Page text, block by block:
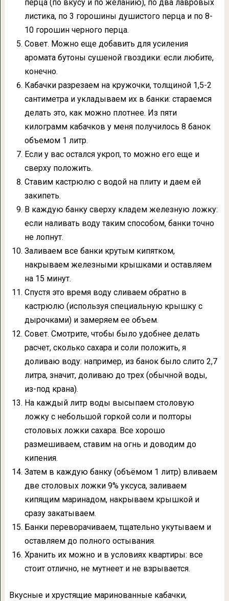
перца (по вкусу и по желанию), по два лавровых
листика, по 3 горошины душистого перца и по 8-
10 горошин черного перца.
Совет. Можно еще добавить для усиления
аромата бутоны сушеной гвоздики: если любите,
конечно.
Кабачки разрезаем на кружочки, толщиной 1,5-2
сантиметра и укладываем их в банки: стараемся
делать это, как можно плотнее. Из пяти
килограмм кабачков у меня получилось 8 банок
объемом 1 литр.
Если у вас остался укроп, то можно его еще и
сверху положить.
Ставим кастрюлю с водой на плиту и даем ей
закипеть.
В каждую банку сверху кладем железную ложку:
если наливать воду таким способом, банки точно
не лопнут.
Заливаем все банки крутым кипятком,
накрываем железными крышками и оставляем
на 15 минут.
Спустя это время воду сливаем обратно в
кастрюлю (используя специальную крышку с
дырочками) и замеряем ее объем.
Совет. Смотрите, чтобы было удобнее делать
расчет, сколько сахара и соли положить, я
доливаю воду: например, из банок было слито 2,7
литра, значит, доливаю до трех (обычной воды,
из-под крана).
На каждый литр воды высыпаем столовую
ложку с небольшой горкой соли и полторы
столовых ложки сахара. Все хорошо
размешиваем, ставим на огнь и доводим до
кипения.
Затем в каждую банку (объёмом 1 литр) вливаем
две столовых ложки 9% уксуса, заливаем
кипящим маринадом, накрываем крышкой и
сразу закатываем.
Банки переворачиваем, тщательно укутываем и
оставляем до полного остывания.
Хранить их можно и в условиях квартиры: все
стоит отлично, не мутнеет и не взрывается.
Вкусные и хрустящие маринованные кабачки,